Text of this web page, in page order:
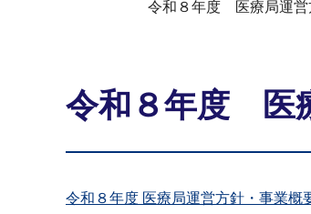
令和８年度 医療局運営
令和８年度 医
令和８年度 医療局運営方針・事業概